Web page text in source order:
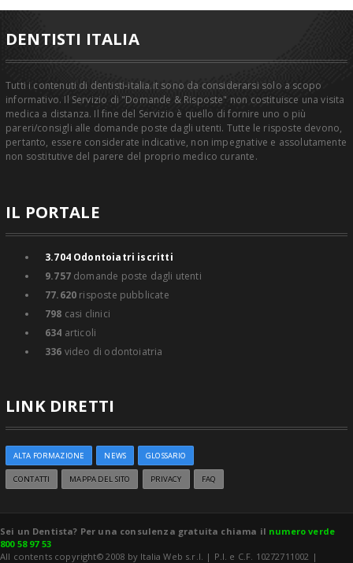
DENTISTI ITALIA
Tutti i contenuti di dentisti-italia.it sono da considerarsi solo a scopo
informativo. Il Servizio di "Domande & Risposte" non costituisce una visita
medica a distanza. Il fine del Servizio è quello di fornire uno o più
pareri/consigli alle domande poste dagli utenti. Tutte le risposte devono,
pertanto, essere considerate indicative, non impegnative e assolutamente
non sostitutive del parere del proprio medico curante.
IL PORTALE
3.704Odontoiatri iscritti
9.757domande poste dagli utenti
77.620 risposte pubblicate
798 casi clinici
634 articoli
336 video di odontoiatria
LINK DIRETTI
ALTA FORMAZIONE NEWS GLOSSARIO
CONTATTI MAPPA DEL SITO PRIVACY FAQ
Sei un Dentista? Per una consulenza gratuita chiama il numero verde
800 58 97 53
All contents copyright© 2008 by Italia Web s.r.l. | P.I. e C.F. 10272711002 |